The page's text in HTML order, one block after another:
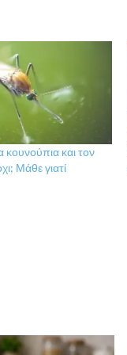
κουνούπια και τον
Μάθε γιατί